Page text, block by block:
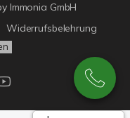
Immonia GmbH
Widerrufsbelehrung